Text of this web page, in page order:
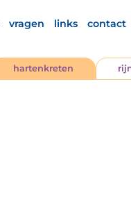
vragen links contact
hartenkreten